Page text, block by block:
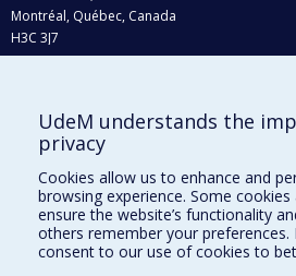
Montréal, Québec, Canada
H3C 3J7
Who does what?
Find us
Site map
Accessibility
UdeM understands the
privacy
Cookies allow us to enhance and
browsing experience. Some
ensure the website’s functionality
others remember your preferences.
consent to our use of cookies to